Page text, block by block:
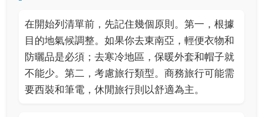
在開始列清單前，先記住幾個原則。第一，根據
目的地氣候調整。如果你去東南亞，輕便衣物和
防曬品是必須；去寒冷地區，保暖外套和帽子就
不能少。第二，考慮旅行類型。商務旅行可能需
要西裝和筆電，休閒旅行則以舒適為主。